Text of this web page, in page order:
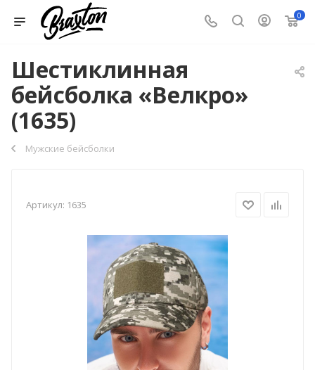
0
Шестиклинная
бейсболка «Велкро»
(1635)
Мужские бейсболки
Артикул: 1635